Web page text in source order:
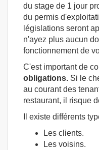
du stage de 1 jour
du permis
législations seront
n'ayez plus aucun
fonctionnement de
C'est important de
obligations. Si le
au courant des
restaurant, il risque
Il existe différents
Les clients.
Les voisins.